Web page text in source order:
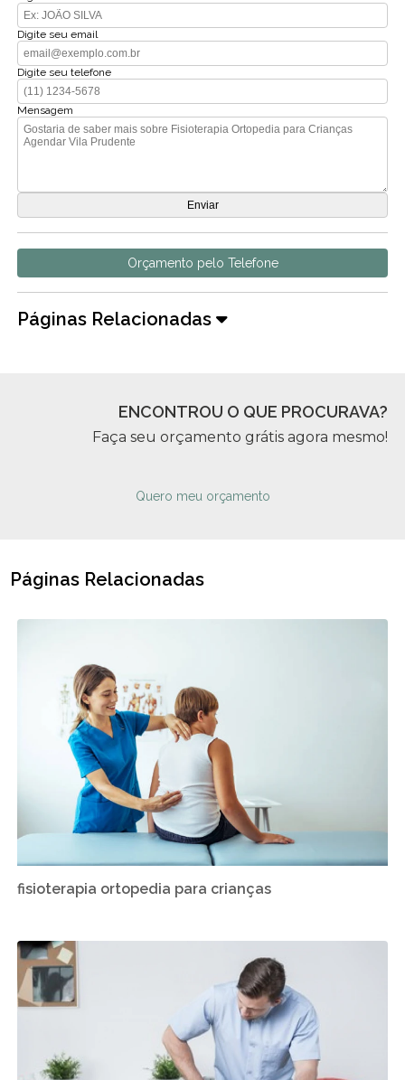
Digite seu email
Digite seu telefone
Mensagem
Orçamento pelo Telefone
Páginas Relacionadas
ENCONTROU O QUE PROCURAVA?
Faça seu orçamento grátis agora mesmo!
Quero meu orçamento
Páginas Relacionadas
fisioterapia ortopedia para crianças